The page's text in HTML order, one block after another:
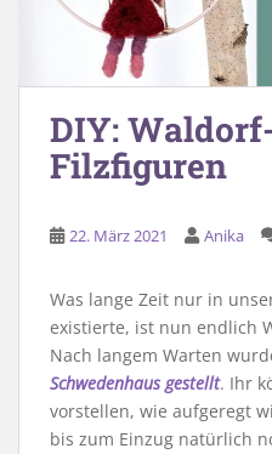
DIY:
Filzfiguren
22. März 2021 Anika
Was lange Zeit nur in
existierte, ist nun endlich
Nach langem Warten
Schwedenhaus gestellt. Ihr
vorstellen, wie aufgeregt
bis zum Einzug natürlich